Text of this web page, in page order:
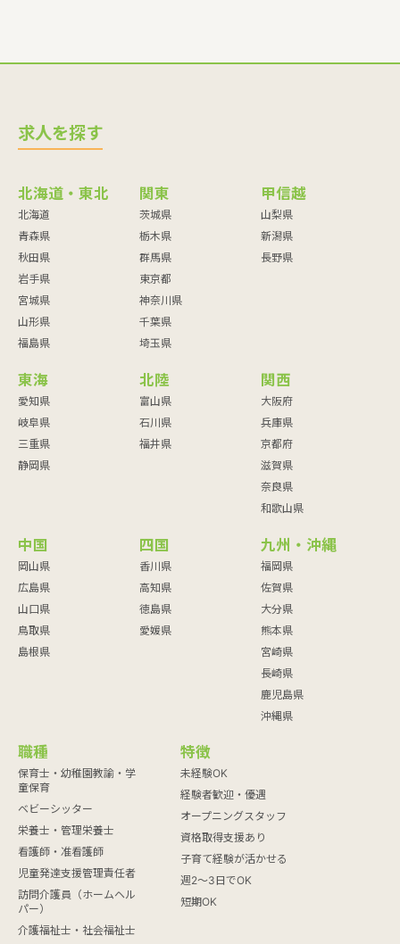
求人を探す
北海道・東北
北海道
青森県
秋田県
岩手県
宮城県
山形県
福島県
関東
茨城県
栃木県
群馬県
東京都
神奈川県
千葉県
埼玉県
甲信越
山梨県
新潟県
長野県
東海
愛知県
岐阜県
三重県
静岡県
北陸
富山県
石川県
福井県
関西
大阪府
兵庫県
京都府
滋賀県
奈良県
和歌山県
中国
岡山県
広島県
山口県
鳥取県
島根県
四国
香川県
高知県
徳島県
愛媛県
九州・沖縄
福岡県
佐賀県
大分県
熊本県
宮崎県
長崎県
鹿児島県
沖縄県
職種
保育士・幼稚園教諭・学
童保育
ベビーシッター
栄養士・管理栄養士
看護師・准看護師
児童発達支援管理責任者
訪問介護員（ホームヘル
パー）
介護福祉士・社会福祉士
特徴
未経験OK
経験者歓迎・優遇
オープニングスタッフ
資格取得支援あり
子育て経験が活かせる
週2～3日でOK
短期OK